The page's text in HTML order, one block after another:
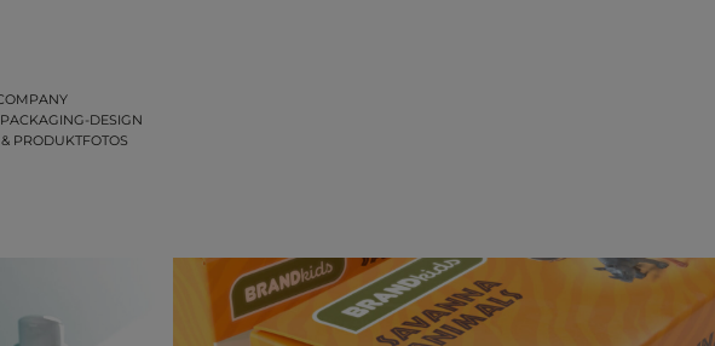
DESIGN
PRODUKTFOTOS